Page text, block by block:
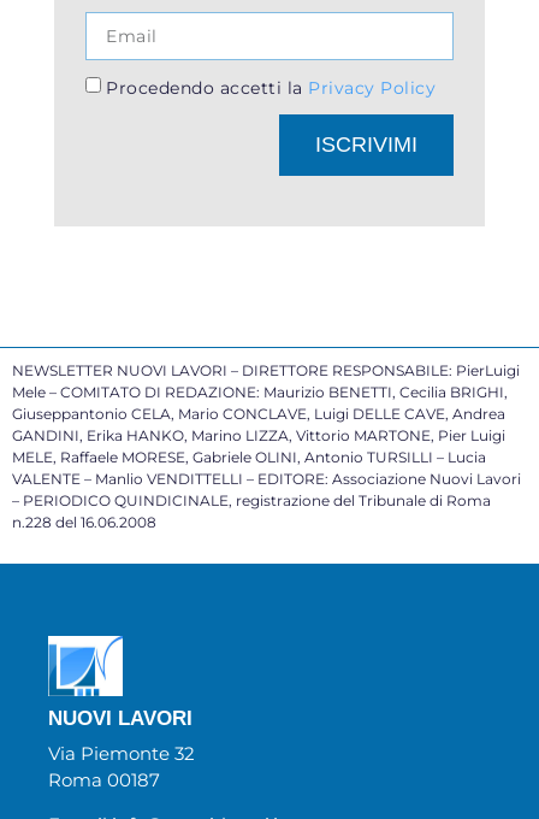
Procedendo accetti la Privacy Policy
ISCRIVIMI
NEWSLETTER NUOVI LAVORI – DIRETTORE RESPONSABILE: PierLuigi
Mele – COMITATO DI REDAZIONE: Maurizio BENETTI, Cecilia BRIGHI,
Giuseppantonio CELA, Mario CONCLAVE, Luigi DELLE CAVE, Andrea
GANDINI, Erika HANKO, Marino LIZZA, Vittorio MARTONE, Pier Luigi
MELE, Raffaele MORESE, Gabriele OLINI, Antonio TURSILLI – Lucia
VALENTE – Manlio VENDITTELLI – EDITORE: Associazione Nuovi Lavori
– PERIODICO QUINDICINALE, registrazione del Tribunale di Roma
n.228 del 16.06.2008
NUOVI LAVORI
Via Piemonte 32
Roma 00187